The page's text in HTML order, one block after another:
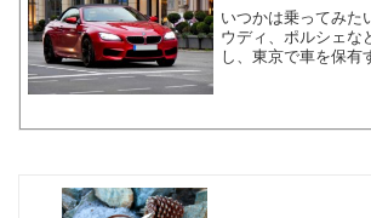
いつかは乗ってみた
ウディ、ポルシェな
し、東京で車を保有
京で高級車をレンタ